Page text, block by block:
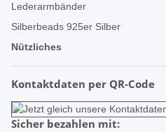
Lederarmbänder
Silberbeads 925er Silber
Nützliches
Kontaktdaten per QR-Code
Sicher bezahlen mit: